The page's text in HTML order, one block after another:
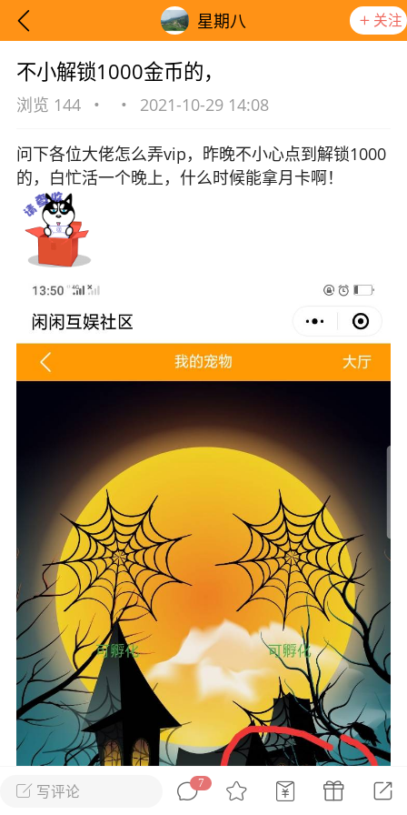
星期八 关注
提示 想要更快入门社区，请阅读【新手宝典】
夺宝岛 金券所
新手宝典
社区入门必看指南
0.1折手游
多款游戏任君畅玩
大千世界
开播时间留意通知
游戏推荐
一起体验精彩世界
近期热点
每分钟在线0，今日新注册0，孵蛋1，总用户数 1947597
ʚ小鱼冻干ɞ
03-06 11:18 广东·深圳 官方社区活动
【周末了，还不来新服冲榜吗？】送现
金大奖、实物奖励，各种福利拿到手软！
写评论 7
不小解锁1000金币的，
浏览 144 • • 2021-10-29 14:08
问下各位大佬怎么弄vip，昨晚不小心点到解锁1000
的，白忙活一个晚上，什么时候能拿月卡啊！